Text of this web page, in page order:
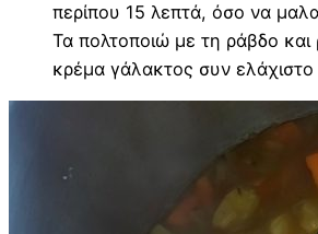
περίπου 15 λεπτά, όσο να
Τα πολτοποιώ με τη ράβδο και
κρέμα γάλακτος συν ελάχιστο